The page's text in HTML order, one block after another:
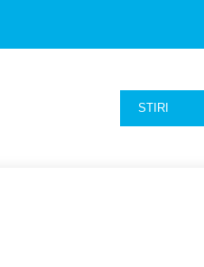
STIRI